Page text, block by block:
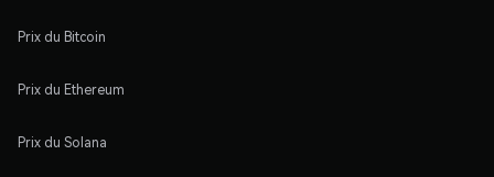
Prix du Bitcoin
Prix du Ethereum
Prix du Solana